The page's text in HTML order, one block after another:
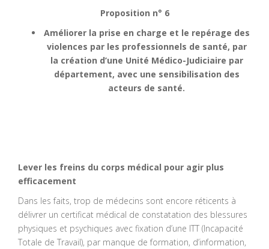
Proposition n° 6
Améliorer la prise en charge et le repérage des
violences par les professionnels de santé, par
la création d’une Unité Médico-Judiciaire par
département, avec une sensibilisation des
acteurs de santé.
Lever les freins du corps médical pour agir plus
efficacement
Dans les faits, trop de médecins sont encore réticents à
délivrer un certificat médical de constatation des blessures
physiques et psychiques avec fixation d’une ITT (Incapacité
Totale de Travail), par manque de formation, d’information,